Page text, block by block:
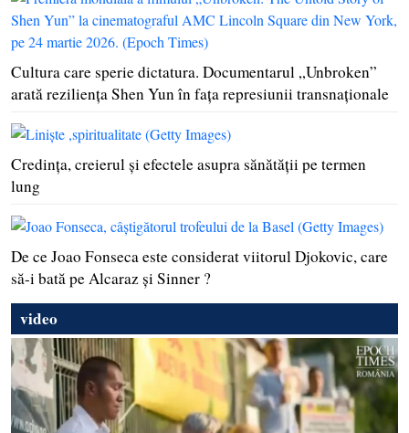
Cultura care sperie dictatura. Documentarul „Unbroken”
arată rezilienţa Shen Yun în faţa represiunii transnaţionale
Credinţa, creierul şi efectele asupra sănătăţii pe termen
lung
De ce Joao Fonseca este considerat viitorul Djokovic, care
să-i bată pe Alcaraz şi Sinner ?
video